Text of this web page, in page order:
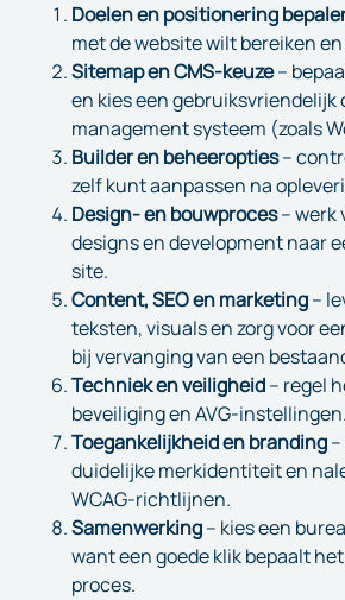
Doelen en positionering
met de website wilt bereiken
Sitemap en CMS-keuze–
en kies een
management systeem (zoals
Builder en beheeropties–
zelf kunt aanpassen na
Design- en bouwproces– werk
designs en development naar
site.
Content, SEO en marketing–
teksten, visuals en zorg voor
bij vervanging van een
Techniek en veiligheid– regel
beveiliging en AVG-instellingen.
Toegankelijkheid en branding
duidelijke merkidentiteit en
WCAG-richtlijnen.
Samenwerking– kies een
want een goede klik bepaalt
proces.